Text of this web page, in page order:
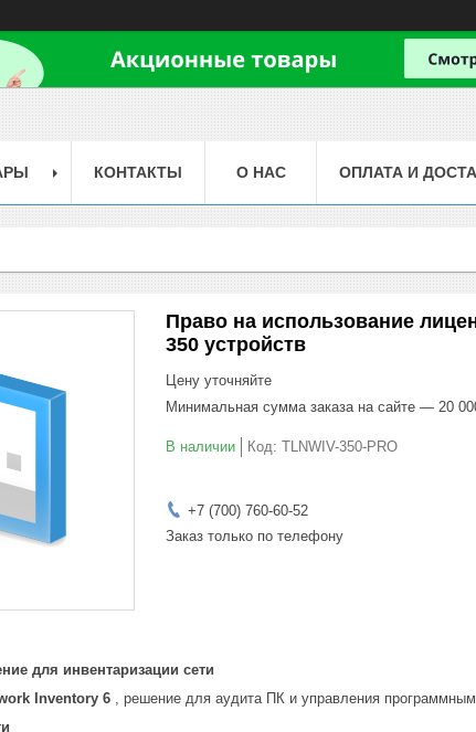
КОНТАКТЫ О НАС ОПЛАТА И
Право на использование
350 устройств
Цену уточняйте
Минимальная сумма заказа на сайте — 20
В наличии Код: TLNWIV-350-PRO
+7 (700) 760-60-52
Заказ только по телефону
для инвентаризации сети
Inventory 6 , решение для аудита ПК и управления